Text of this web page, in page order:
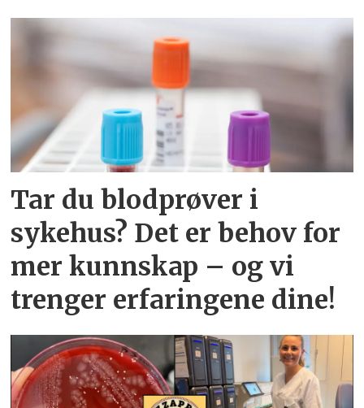
Tar du blodprøver i
sykehus? Det er behov for
mer kunnskap – og vi
trenger erfaringene dine!